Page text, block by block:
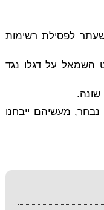
לפסילת רשימות
על דגלו נגד
שונה.
מעשיהם ייבחנו